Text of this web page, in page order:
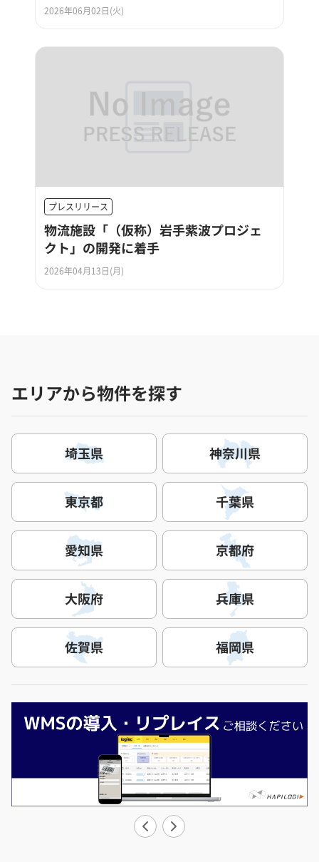
2026年06月02日(火)
プレスリリース
物流施設「（仮称）岩手紫波プロジェ
クト」の開発に着手
2026年04月13日(月)
エリアから物件を探す
埼玉県 神奈川県
東京都 千葉県
愛知県 京都府
大阪府 兵庫県
佐賀県 福岡県